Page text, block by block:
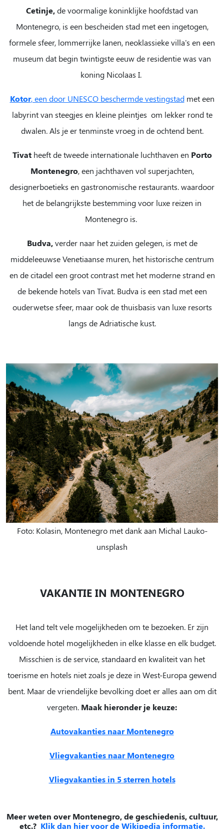
Cetinje,de voormalige koninklijke hoofdstad van
Montenegro, is een bescheiden stad met een ingetogen,
formele sfeer, lommerrijke lanen, neoklassieke villa's en een
museum dat begin twintigste eeuw de residentie was van
koning Nicolaas I.
Kotor, een door UNESCO beschermde vestingstadmet een
labyrint van steegjes en kleine pleintjes om lekker rond te
dwalen. Als je er tenminste vroeg in de ochtend bent.
Tivat heeft de tweede internationale luchthaven en Porto
Montenegro, een jachthaven vol superjachten,
designerboetieks en gastronomische restaurants. waardoor
het de belangrijkste bestemming voor luxe reizen in
Montenegro is.
Budva,verder naar het zuiden gelegen, is met de
middeleeuwse Venetiaanse muren, het historische centrum
en de citadel een groot contrast met het moderne strand en
de bekende hotels van Tivat. Budva is een stad met een
ouderwetse sfeer, maar ook de thuisbasis van luxe resorts
langs de Adriatische kust.
Foto: Kolasin, Montenegro met dank aan Michal Lauko-
unsplash
VAKANTIE IN MONTENEGRO
Het land telt vele mogelijkheden om te bezoeken. Er zijn
voldoende hotel mogelijkheden in elke klasse en elk budget.
Misschien is de service, standaard en kwaliteit van het
toerisme en hotels niet zoals je deze in West-Europa gewend
bent. Maar de vriendelijke bevolking doet er alles aan om dit
vergeten. Maak hieronder je keuze:
Autovakanties naar Montenegro
Vliegvakanties naar Montenegro
Vliegvakanties in 5 sterren hotels
Meer weten over Montenegro, de geschiedenis, cultuur,
etc.? Klik dan hier voor de Wikipedia informatie.